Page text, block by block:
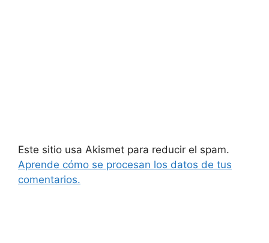
Este sitio usa Akismet para reducir el spam.
Aprende cómo se procesan los datos de tus
comentarios.